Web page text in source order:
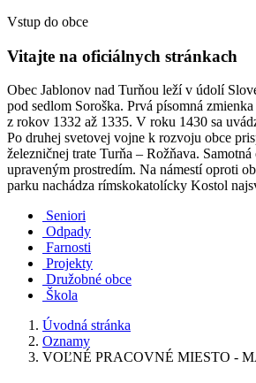
Vstup do obce
Vitajte na oficiálnych stránkach
Obec Jablonov nad Turňou leží v údolí
pod sedlom Soroška. Prvá písomná
z rokov 1332 až 1335. V roku 1430 sa
Po druhej svetovej vojne k rozvoju obce
železničnej trate Turňa – Rožňava.
upraveným prostredím. Na námestí oproti
parku nachádza rímskokatolícky Kostol
Seniori
Odpady
Farnosti
Projekty
Družobné obce
Škola
Úvodná stránka
Oznamy
VOĽNÉ PRACOVNÉ MIESTO -